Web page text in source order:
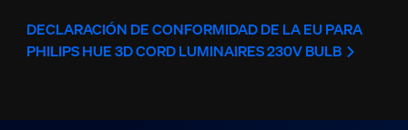
DECLARACIÓN DE CONFORMIDAD DE LA EU PARA
PHILIPS HUE 3D CORD LUMINAIRES 230V BULB